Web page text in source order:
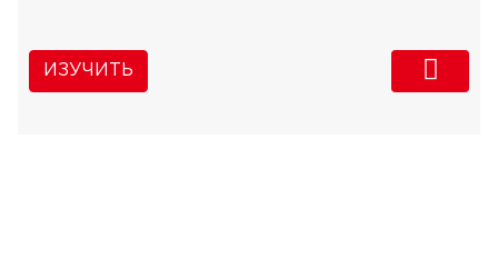
ИЗУЧИТЬ